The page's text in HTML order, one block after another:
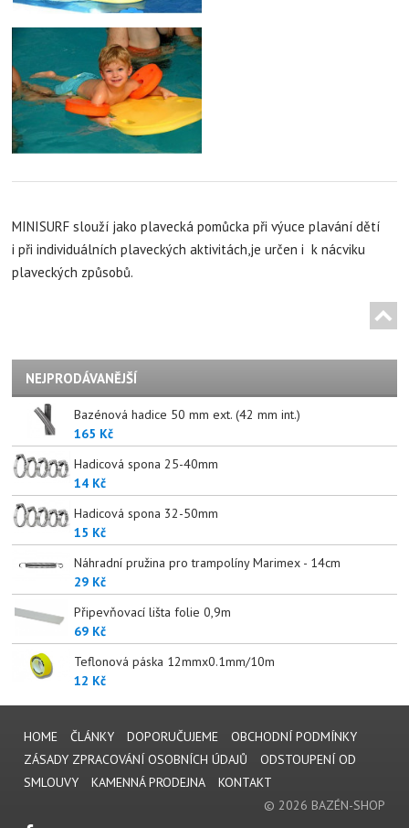
MINISURF slouží jako plavecká pomůcka při výuce plavání dětí
i při individuálních plaveckých aktivitách,je určen i k nácviku
plaveckých způsobů.
NEJPRODÁVANĚJŠÍ
Bazénová hadice 50 mm ext. (42 mm int.)
165 Kč
Hadicová spona 25-40mm
14 Kč
Hadicová spona 32-50mm
15 Kč
Náhradní pružina pro trampolíny Marimex - 14cm
29 Kč
Připevňovací lišta folie 0,9m
69 Kč
Teflonová páska 12mmx0.1mm/10m
12 Kč
HOME ČLÁNKY DOPORUČUJEME
OBCHODNÍ PODMÍNKY
ZÁSADY ZPRACOVÁNÍ OSOBNÍCH ÚDAJŮ
ODSTOUPENÍ OD
SMLOUVY
KAMENNÁ PRODEJNA
KONTAKT
© 2026 BAZÉN-SHOP